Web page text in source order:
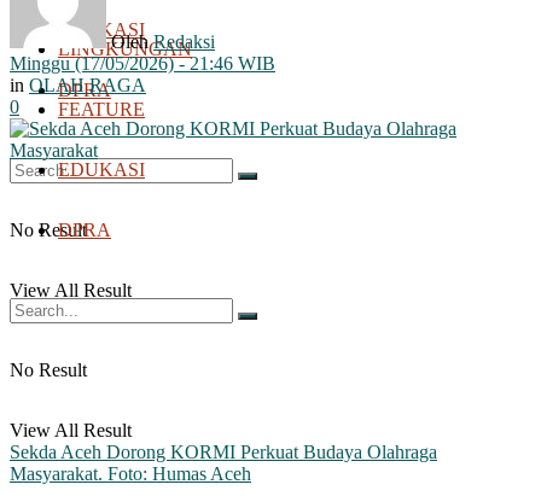
EDUKASI
DPRA
No Result
View All Result
LINGKUNGAN
FEATURE
EDUKASI
DPRA
No Result
View All Result
Oleh Redaksi
Minggu (17/05/2026) - 21:46 WIB
in OLAH RAGA
0
Sekda Aceh Dorong KORMI Perkuat Budaya Olahraga
Masyarakat. Foto: Humas Aceh